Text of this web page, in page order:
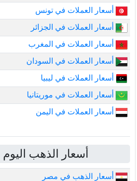
أسعار العملات في تونس
أسعار العملات في الجزائر
أسعار العملات في المغرب
أسعار العملات في السودان
أسعار العملات في ليبيا
أسعار العملات في موريتانيا
أسعار العملات في اليمن
أسعار الذهب اليوم
أسعار الذهب في مصر